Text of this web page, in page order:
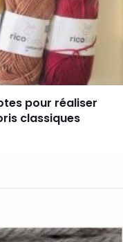
pour réaliser
classiques